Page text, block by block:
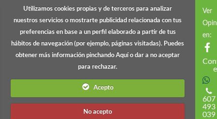
Utilizamos cookies propias y de terceros para analizar
nuestros servicios o mostrarte publicidad relacionada con tus
preferencias en base a un perfil elaborado a partir de tus
hábitos de navegación (por ejemplo, páginas visitadas). Puedes
obtener más información pinchando Aquí o dar a no aceptar
para rechazar.
Acepto
No acepto
Ver
en:
607
493
039